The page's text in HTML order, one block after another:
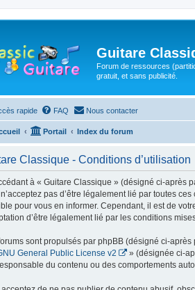
Guitare
Forum de ressources
gratuit, et sans publicité.
rapide FAQ Nous contacter
Portail Index du forum
Classique - Conditions d’utilisation
à « Guitare Classique » (désigné ci-après
pas d’être légalement lié par toutes
pour vous en informer. Cependant, il est de
d’être légalement lié par les conditions
sont propulsés par phpBB (désigné ci-
General Public License v2 » (désignée ci-
du contenu ou des comportements